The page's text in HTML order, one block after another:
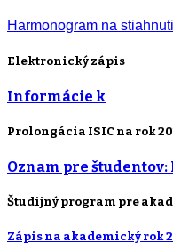
Harmonogram na
Elektronický zápis
Informácie k
Prolongácia ISIC na rok
Oznam pre
Študijný program pre
Zápis na akademický rok